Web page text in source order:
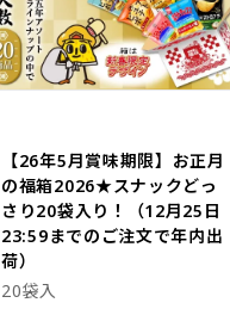
【26年5月賞味期限】お正月
の福箱2026★スナックどっ
さり20袋入り！（12月25日
23:59までのご注文で年内出
荷）
20袋入